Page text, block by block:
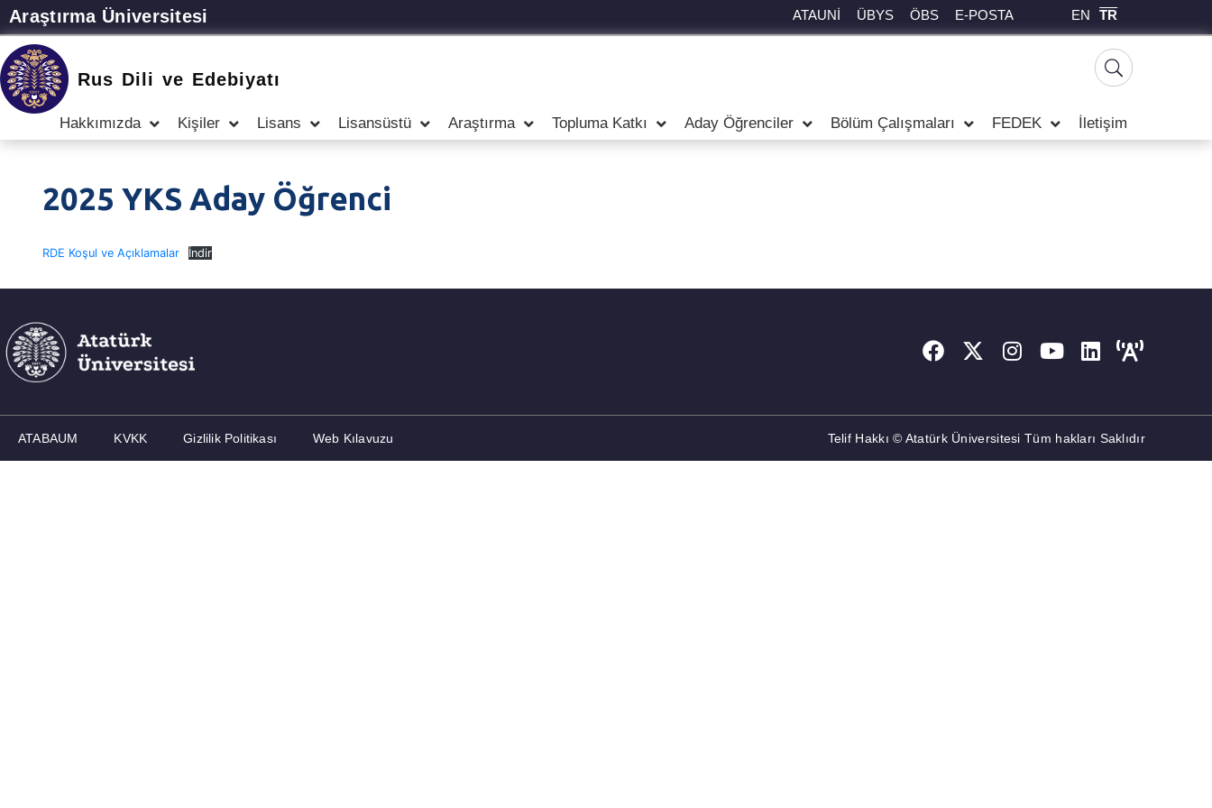
Araştırma Üniversitesi ATAUNİ ÜBYS ÖBS E-POSTA EN TR
Rus Dili ve Edebiyatı
Hakkımızda Kişiler Lisans Lisansüstü Araştırma Topluma Katkı Aday Öğrenciler Bölüm Çalışmaları FEDEK İletişim
2025 YKS Aday Öğrenci
RDE Koşul ve Açıklamalar İndir
ATABAUM KVKK Gizlilik Politikası Web Kılavuzu Telif Hakkı © Atatürk Üniversitesi Tüm hakları Saklıdır